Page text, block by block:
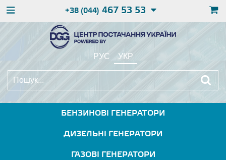
+38 (044) 467 53 53
РУС УКР
БЕНЗИНОВІ ГЕНЕРАТОРИ
ДИЗЕЛЬНІ ГЕНЕРАТОРИ
ГАЗОВІ ГЕНЕРАТОРИ